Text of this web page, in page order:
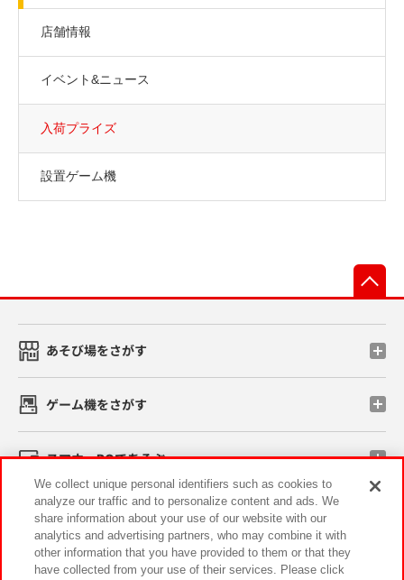
店舗情報
イベント&ニュース
入荷プライズ
設置ゲーム機
あそび場をさがす
ゲーム機をさがす
スマホ・PCであそぶ
イベント・キャンペーン
We collect unique personal identifiers such as cookies to
analyze our traffic and to personalize content and ads. We
share information about your use of our website with our
analytics and advertising partners, who may combine it with
other information that you have provided to them or that they
have collected from your use of their services. Please click